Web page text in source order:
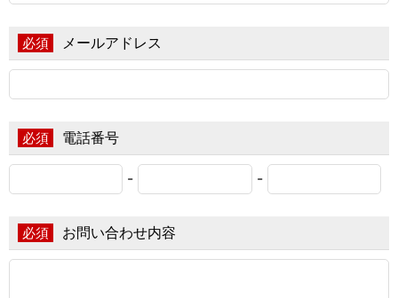
必須 メールアドレス
必須 電話番号
- -
必須 お問い合わせ内容